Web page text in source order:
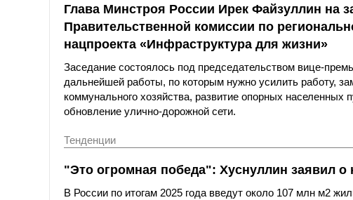
Глава Минстроя России Ирек Файзуллин на
Правительственной комиссии по
нацпроекта «Инфраструктура для жизни»
Заседание состоялось под председательством вице-
дальнейшей работы, по которым нужно усилить работу,
коммунального хозяйства, развитие опорных населенных
обновление улично-дорожной сети.
Тенденции
"Это огромная победа": Хуснуллин заявил
В России по итогам 2025 года введут около 107 млн м2